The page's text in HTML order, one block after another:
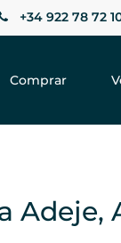
+34 922 78 72
Comprar
Adeje,